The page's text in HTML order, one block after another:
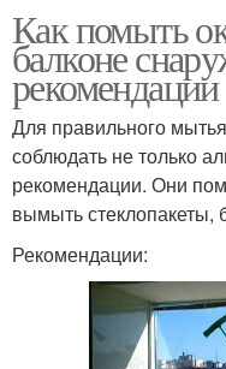
Как помыть
балконе
рекомендации
Для правильного
соблюдать не только
рекомендации. Они
вымыть стеклопакеты,
Рекомендации: